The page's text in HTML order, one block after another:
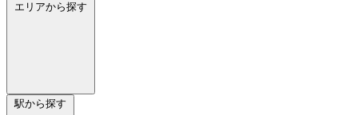
エリアから探す
駅から探す